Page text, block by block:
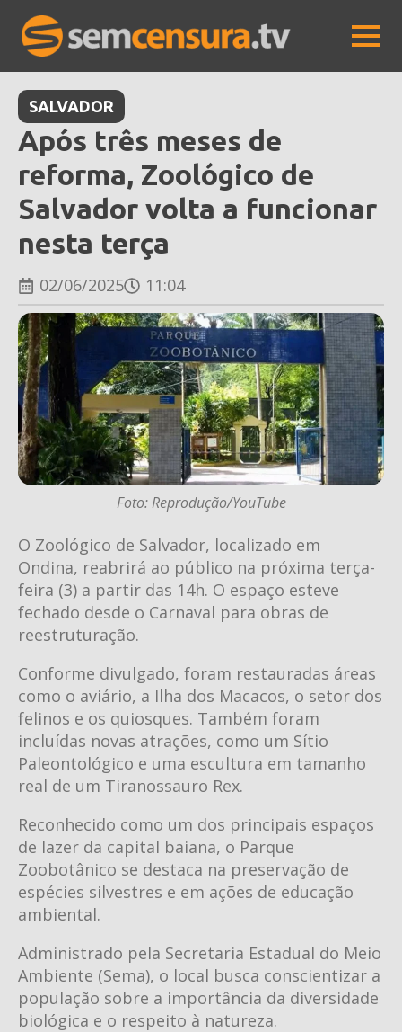
SALVADOR
Após três meses de
reforma, Zoológico de
Salvador volta a funcionar
nesta terça
02/06/2025 11:04
Foto: Reprodução/YouTube
O Zoológico de Salvador, localizado em
Ondina, reabrirá ao público na próxima terça-
feira (3) a partir das 14h. O espaço esteve
fechado desde o Carnaval para obras de
reestruturação.
Conforme divulgado, foram restauradas áreas
como o aviário, a Ilha dos Macacos, o setor dos
felinos e os quiosques. Também foram
incluídas novas atrações, como um Sítio
Paleontológico e uma escultura em tamanho
real de um Tiranossauro Rex.
Reconhecido como um dos principais espaços
de lazer da capital baiana, o Parque
Zoobotânico se destaca na preservação de
espécies silvestres e em ações de educação
ambiental.
Administrado pela Secretaria Estadual do Meio
Ambiente (Sema), o local busca conscientizar a
população sobre a importância da diversidade
biológica e o respeito à natureza.